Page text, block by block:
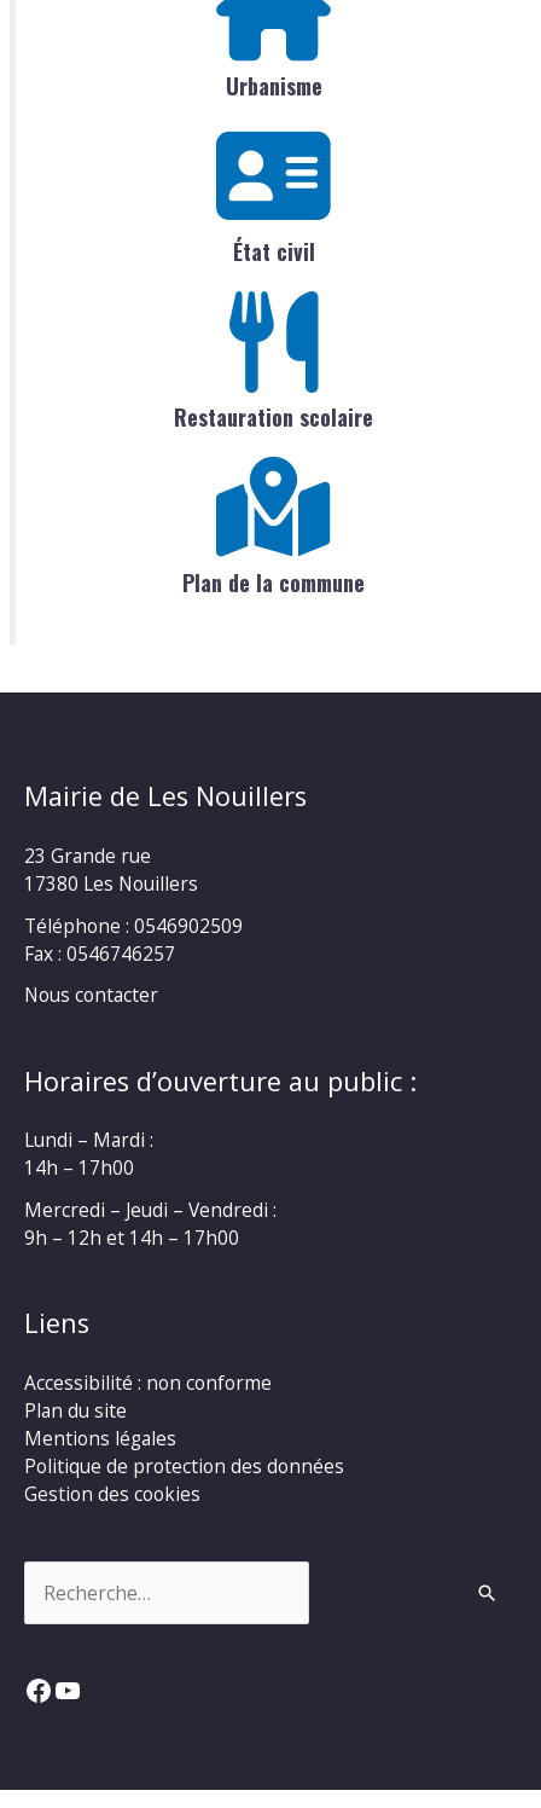
Urbanisme
État civil
Restauration scolaire
Plan de la commune
Mairie de Les Nouillers
23 Grande rue
17380 Les Nouillers
Téléphone : 0546902509
Fax : 0546746257
Nous contacter
Horaires d’ouverture au public :
Lundi – Mardi :
14h – 17h00
Mercredi – Jeudi – Vendredi :
9h – 12h et 14h – 17h00
Liens
Accessibilité : non conforme
Plan du site
Mentions légales
Politique de protection des données
Gestion des cookies
Facebook
YouTube